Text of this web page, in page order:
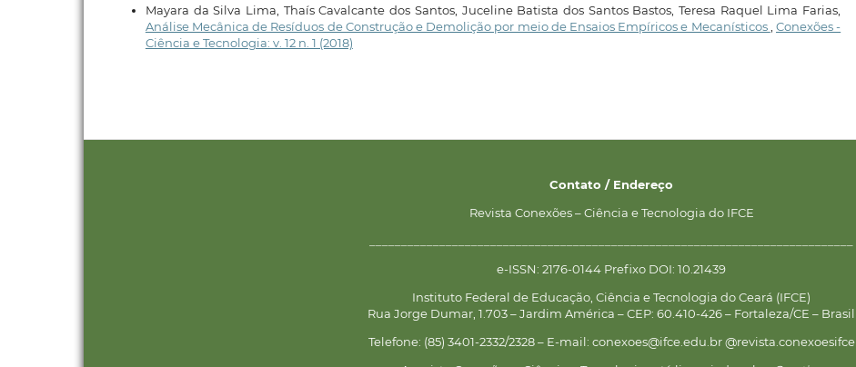
Mayara da Silva Lima, Thaís Cavalcante dos Santos, Juceline Batista dos Santos Bastos, Teresa Raquel Lima Farias,
Análise Mecânica de Resíduos de Construção e Demolição por meio de Ensaios Empíricos e Mecanísticos Conexões -
Ciência e Tecnologia: v. 12 n. 1 (2018)
Contato / Endereço
Revista Conexões – Ciência e Tecnologia do IFCE
e-ISSN: 2176-0144 Prefixo DOI: 10.21439
Instituto Federal de Educação, Ciência e Tecnologia do Ceará (IFCE)
Rua Jorge Dumar, 1.703 – Jardim América – CEP: 60.410-426 – Fortaleza/CE – Brasil
Telefone: (85) 3401-2332/2328 – E-mail: conexoes@ifce.edu.br @revista.conexoesifce